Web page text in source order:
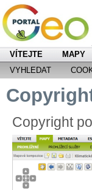
VÍTEJTE MAPY
VYHLEDAT
Copyright